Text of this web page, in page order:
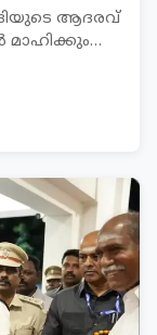
ആദരവ്
മാഹിക്കും